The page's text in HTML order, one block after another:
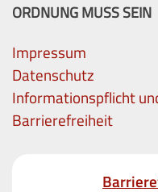
ORDNUNG MUSS SEIN
Impressum
Datenschutz
Informationspflicht
Barrierefreiheit